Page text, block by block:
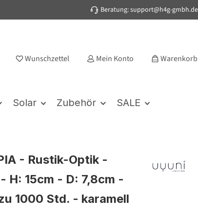
Beratung: support@h4g-gmbh.de
Wunschzettel Mein Konto Warenkorb
Solar Zubehör SALE
- Rustik-Optik -
H: 15cm - D: 7,8cm -
1000 Std. - karamell